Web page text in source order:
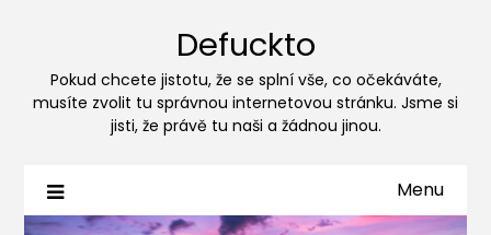
Defuckto
Pokud chcete jistotu, že se splní vše, co očekáváte,
musíte zvolit tu správnou internetovou stránku. Jsme si
jisti, že právě tu naši a žádnou jinou.
Menu